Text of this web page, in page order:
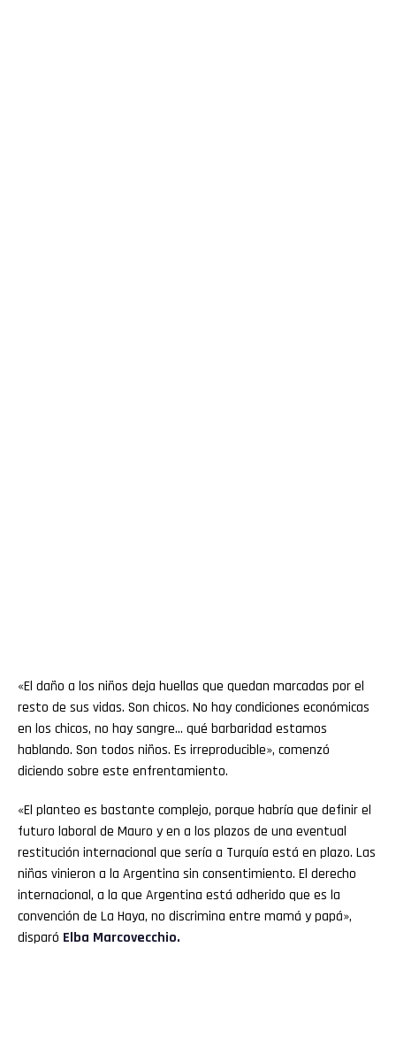
«El daño a los niños deja huellas que quedan marcadas por el
resto de sus vidas. Son chicos. No hay condiciones económicas
en los chicos, no hay sangre… qué barbaridad estamos
hablando. Son todos niños. Es irreproducible», comenzó
diciendo sobre este enfrentamiento.
«El planteo es bastante complejo, porque habría que definir el
futuro laboral de Mauro y en a los plazos de una eventual
restitución internacional que sería a Turquía está en plazo. Las
niñas vinieron a la Argentina sin consentimiento. El derecho
internacional, a la que Argentina está adherido que es la
convención de La Haya, no discrimina entre mamá y papá»,
disparó Elba Marcovecchio.